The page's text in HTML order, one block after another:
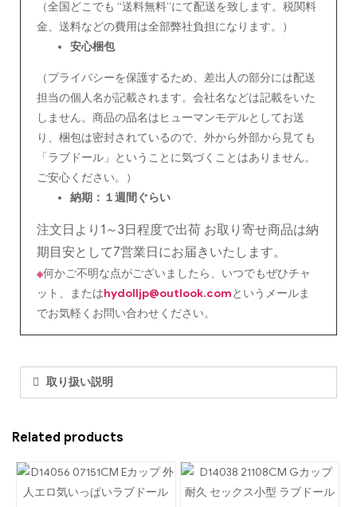
（全国どこでも “送料無料”にて配送を致します。税関料
金、送料などの費用は全部弊社負担になります。）
安心梱包
（プライバシーを保護するため、差出人の部分には配送
担当の個人名が記載されます。会社名などは記載をいた
しません。商品の品名はヒューマンモデルとしてお送
り、梱包は密封されているので、外から外部から見ても
「ラブドール」ということに気づくことはありません。
ご安心ください。）
納期：１週間ぐらい
注文日より1～3日程度で出荷 お取り寄せ商品は納
期目安として7営業日にお届きいたします。
※何かご不明な点がございましたら、いつでもぜひチャ
ット、またはhydolljp@outlook.comというメールま
でお気軽くお問い合わせください。
取り扱い説明
Related products